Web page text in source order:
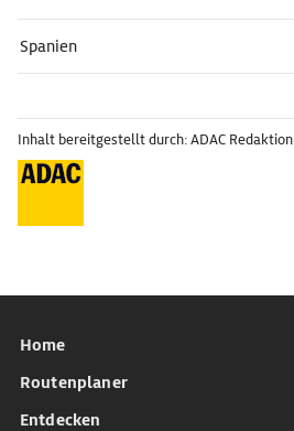
Spanien
Inhalt bereitgestellt durch: ADAC Redaktion
Home
Routenplaner
Entdecken